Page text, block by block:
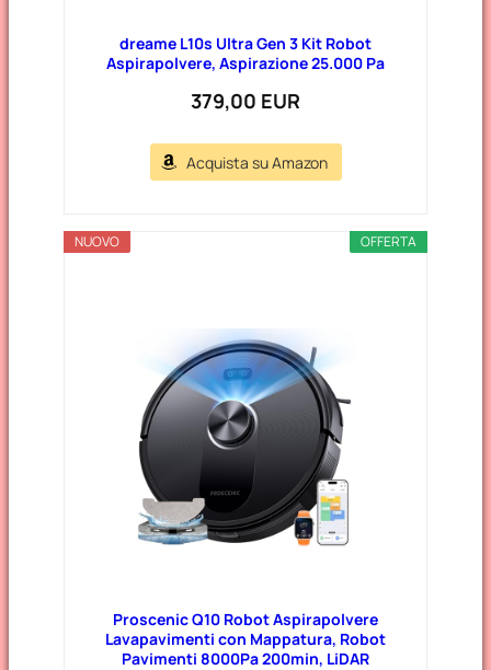
dreame L10s Ultra Gen 3 Kit Robot
Aspirapolvere, Aspirazione 25.000 Pa
379,00 EUR
Acquista su Amazon
OFFERTA
NUOVO
Proscenic Q10 Robot Aspirapolvere
Lavapavimenti con Mappatura, Robot
Pavimenti 8000Pa 200min, LiDAR